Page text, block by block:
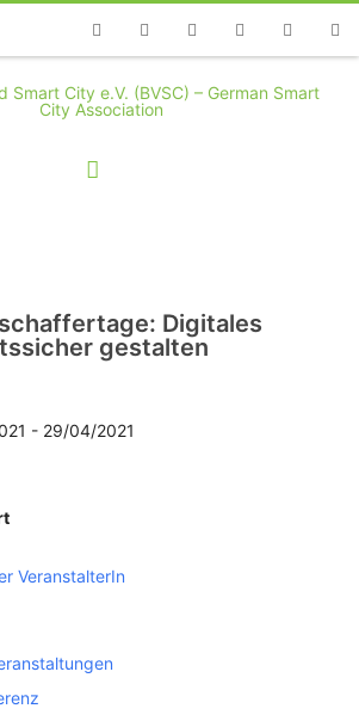
TelefonFacebookTwitterYoutubeInstagramLinkedin
Digitales
gestalten
- 29/04/2021
VeranstalterIn